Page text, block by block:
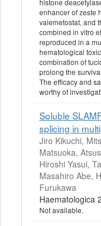
enhancer of zeste
valemetostat, and
combined in vitro
reproduced in a
hematological
combination of
prolong the
The efficacy and
worthy of
Soluble
splicing in
Jiro Kikuchi,
Matsuoka,
Hiroshi Yasui,
Masahiro Abe,
Furukawa
Haematologica
Not available.